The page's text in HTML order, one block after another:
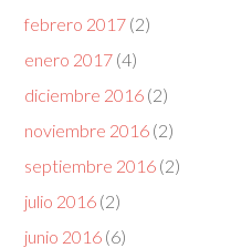
febrero 2017 (2)
enero 2017 (4)
diciembre 2016 (2)
noviembre 2016 (2)
septiembre 2016 (2)
julio 2016 (2)
junio 2016 (6)